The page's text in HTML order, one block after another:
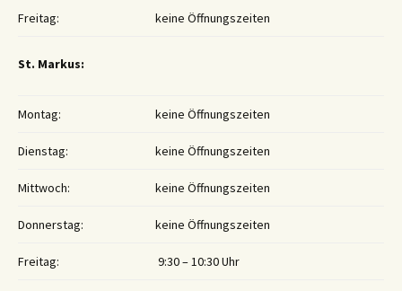
Freitag: keine Öffnungszeiten
St. Markus:
Montag: keine Öffnungszeiten
Dienstag: keine Öffnungszeiten
Mittwoch: keine Öffnungszeiten
Donnerstag: keine Öffnungszeiten
Freitag: 9:30 – 10:30 Uhr